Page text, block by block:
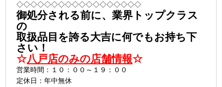
◇◇◇◇◇◇◇◇◇◇◇◇◇◇◇◇◇◇
御処分される前に、業界トップクラス
の
取扱品目を誇る大吉に何でもお持ち下
さい！
☆八戸店のみの店舗情報☆
営業時間：１０：００～１９：００
定休日：年中無休